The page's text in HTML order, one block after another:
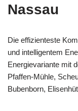
Nassau
Die effizienteste
und intelligentem
Energievariante mit
Pfaffen-Mühle,
Bubenborn,